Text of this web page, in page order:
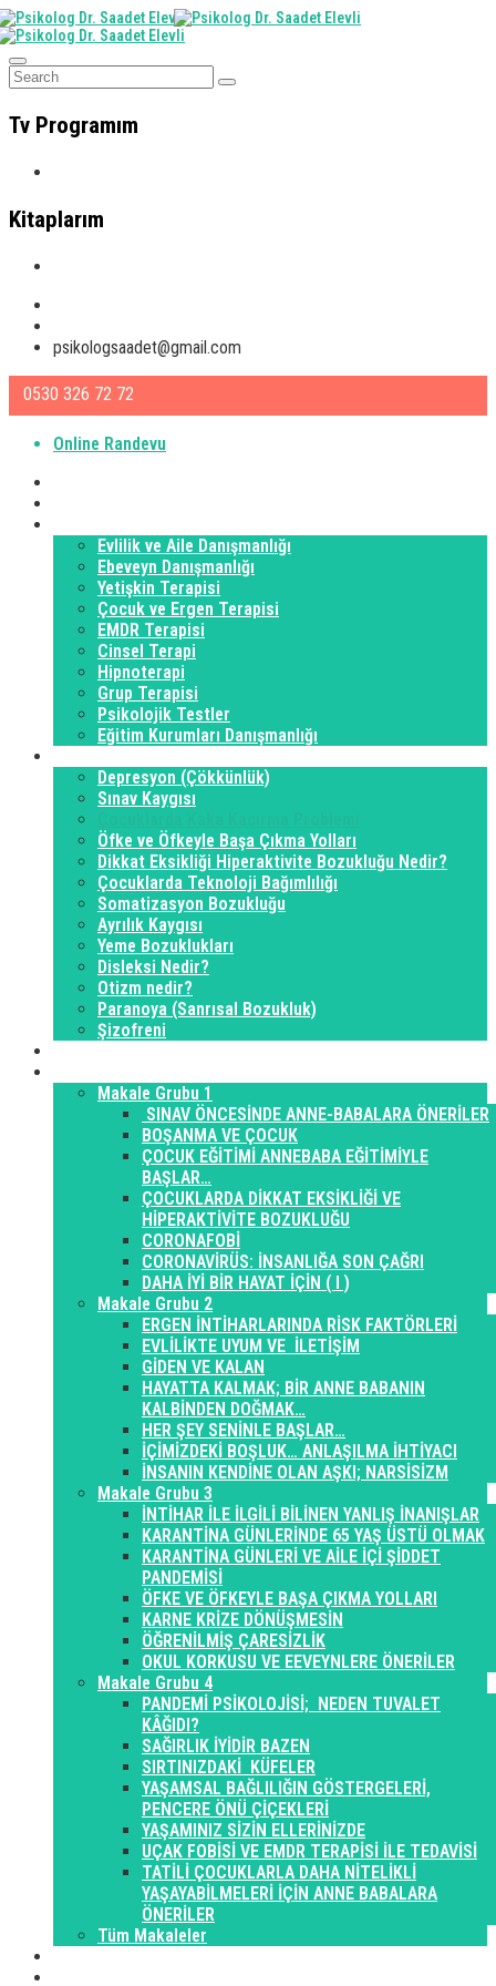
Tv Programım
Kitaplarım
psikologsaadet@gmail.com
0530 326 72 72
Online Randevu
Evlilik ve Aile Danışmanlığı
Ebeveyn Danışmanlığı
Yetişkin Terapisi
Çocuk ve Ergen Terapisi
EMDR Terapisi
Cinsel Terapi
Hipnoterapi
Grup Terapisi
Psikolojik Testler
Eğitim Kurumları Danışmanlığı
Depresyon (Çökkünlük)
Sınav Kaygısı
Öfke ve Öfkeyle Başa Çıkma Yolları
Dikkat Eksikliği Hiperaktivite Bozukluğu Nedir?
Çocuklarda Teknoloji Bağımlılığı
Somatizasyon Bozukluğu
Ayrılık Kaygısı
Yeme Bozuklukları
Disleksi Nedir?
Otizm nedir?
Paranoya (Sanrısal Bozukluk)
Şizofreni
Makale Grubu 1
SINAV ÖNCESİNDE ANNE-BABALARA ÖNERİLER
BOŞANMA VE ÇOCUK
ÇOCUK EĞİTİMİ ANNEBABA EĞİTİMİYLE
BAŞLAR…
ÇOCUKLARDA DİKKAT EKSİKLİĞİ VE
HİPERAKTİVİTE BOZUKLUĞU
CORONAFOBİ
CORONAVİRÜS: İNSANLIĞA SON ÇAĞRI
DAHA İYİ BİR HAYAT İÇİN ( I )
Makale Grubu 2
ERGEN İNTİHARLARINDA RİSK FAKTÖRLERİ
EVLİLİKTE UYUM VE İLETİŞİM
GİDEN VE KALAN
HAYATTA KALMAK; BİR ANNE BABANIN
KALBİNDEN DOĞMAK…
HER ŞEY SENİNLE BAŞLAR…
İÇİMİZDEKİ BOŞLUK… ANLAŞILMA İHTİYACI
İNSANIN KENDİNE OLAN AŞKI; NARSİSİZM
Makale Grubu 3
İNTİHAR İLE İLGİLİ BİLİNEN YANLIŞ İNANIŞLAR
KARANTİNA GÜNLERİNDE 65 YAŞ ÜSTÜ OLMAK
KARANTİNA GÜNLERİ VE AİLE İÇİ ŞİDDET
PANDEMİSİ
ÖFKE VE ÖFKEYLE BAŞA ÇIKMA YOLLARI
KARNE KRİZE DÖNÜŞMESİN
ÖĞRENİLMİŞ ÇARESİZLİK
OKUL KORKUSU VE EEVEYNLERE ÖNERİLER
Makale Grubu 4
PANDEMİ PSİKOLOJİSİ; NEDEN TUVALET
KÂĞIDI?
SAĞIRLIK İYİDİR BAZEN
SIRTINIZDAKİ KÜFELER
YAŞAMSAL BAĞLILIĞIN GÖSTERGELERİ,
PENCERE ÖNÜ ÇİÇEKLERİ
YAŞAMINIZ SİZİN ELLERİNİZDE
UÇAK FOBİSİ VE EMDR TERAPİSİ İLE TEDAVİSİ
TATİLİ ÇOCUKLARLA DAHA NİTELİKLİ
YAŞAYABİLMELERİ İÇİN ANNE BABALARA
ÖNERİLER
Tüm Makaleler